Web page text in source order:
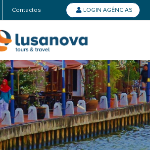
Contactos LOGIN AGÊNCIAS